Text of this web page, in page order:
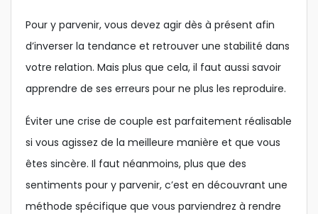
Pour y parvenir, vous devez agir dès à présent afin
d’inverser la tendance et retrouver une stabilité dans
votre relation. Mais plus que cela, il faut aussi savoir
apprendre de ses erreurs pour ne plus les reproduire.
Éviter une crise de couple est parfaitement réalisable
si vous agissez de la meilleure manière et que vous
êtes sincère. Il faut néanmoins, plus que des
sentiments pour y parvenir, c’est en découvrant une
méthode spécifique que vous parviendrez à rendre